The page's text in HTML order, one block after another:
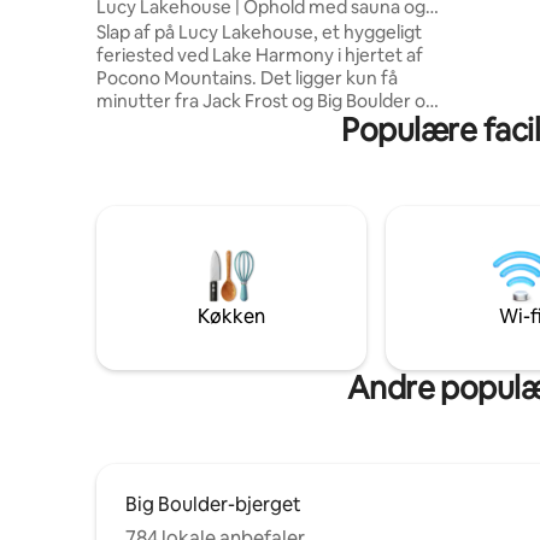
Lucy Lakehouse | Ophold med sauna og
bålplads
Slap af på Lucy Lakehouse, et hyggeligt
feriested ved Lake Harmony i hjertet af
Pocono Mountains. Det ligger kun få
minutter fra Jack Frost og Big Boulder og
er det perfekte sted til skiture, dage ved
laver s'mores ved vores helt nye
bålplads. Brug dine dage på at gå til Lake
Harmony og restauranter i nærheden,
og kom derefter tilbage for at slappe af
Populære
Køkken Wi-fi
Andre
Big Boulder-bjerget